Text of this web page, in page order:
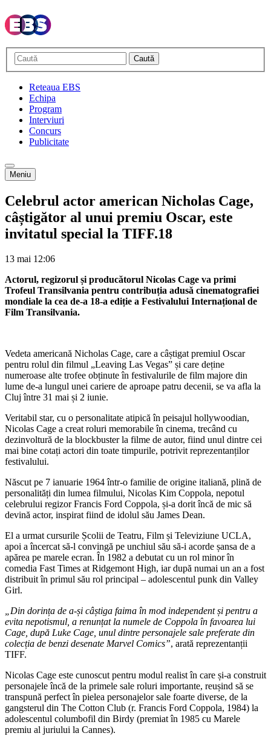
Caută
Reteaua EBS
Echipa
Program
Interviuri
Concurs
Publicitate
Meniu
Celebrul actor american Nicholas Cage,
câștigător al unui premiu Oscar, este
invitatul special la TIFF.18
13 mai 12:06
Actorul, regizorul și producătorul Nicolas Cage va primi
Trofeul Transilvania pentru contribuția adusă cinematografiei
mondiale la cea de-a 18-a ediție a Festivalului Internațional de
Film Transilvania.
Vedeta americană Nicholas Cage, care a câștigat premiul Oscar
pentru rolul din filmul „Leaving Las Vegas” și care deține
numeroase alte trofee obținute în festivalurile de film majore din
lume de-a lungul unei cariere de aproape patru decenii, se va afla la
Cluj între 31 mai și 2 iunie.
Veritabil star, cu o personalitate atipică în peisajul hollywoodian,
Nicolas Cage a creat roluri memorabile în cinema, trecând cu
dezinvoltură de la blockbuster la filme de autor, fiind unul dintre cei
mai bine cotați actori din toate timpurile, potrivit reprezentanților
festivalului.
Născut pe 7 ianuarie 1964 într-o familie de origine italiană, plină de
personalități din lumea filmului, Nicolas Kim Coppola, nepotul
celebrului regizor Francis Ford Coppola, și-a dorit încă de mic să
devină actor, inspirat fiind de idolul său James Dean.
El a urmat cursurile Școlii de Teatru, Film și Televiziune UCLA,
apoi a încercat să-l convingă pe unchiul său să-i acorde șansa de a
apărea pe marele ecran. În 1982 a debutat cu un rol minor în
comedia Fast Times at Ridgemont High, iar după numai un an a fost
distribuit în primul său rol principal – adolescentul punk din Valley
Girl.
„Din dorința de a-și câștiga faima în mod independent și pentru a
evita nepotismul, a renunțat la numele de Coppola în favoarea lui
Cage, după Luke Cage, unul dintre personajele sale preferate din
colecția de benzi desenate Marvel Comics”, arată reprezentanții
TIFF.
Nicolas Cage este cunoscut pentru modul realist în care și-a construit
personajele încă de la primele sale roluri importante, reușind să se
transpună perfect în pielea personajelor sale foarte diverse, de la
gangsterul din The Cotton Club (r. Francis Ford Coppola, 1984) la
adolescentul columbofil din Birdy (premiat în 1985 cu Marele
premiu al juriului la Cannes).